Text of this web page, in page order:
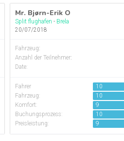
Mr. Bjørn-Erik O
Split flughafen - Brela
20/07/2018
Fahrzeug:
Anzahl der Teilnehmer:
Date:
Fahrer
10
Fahrzeug:
10
Komfort:
9
Buchungsprozess:
10
Preisleistung:
9